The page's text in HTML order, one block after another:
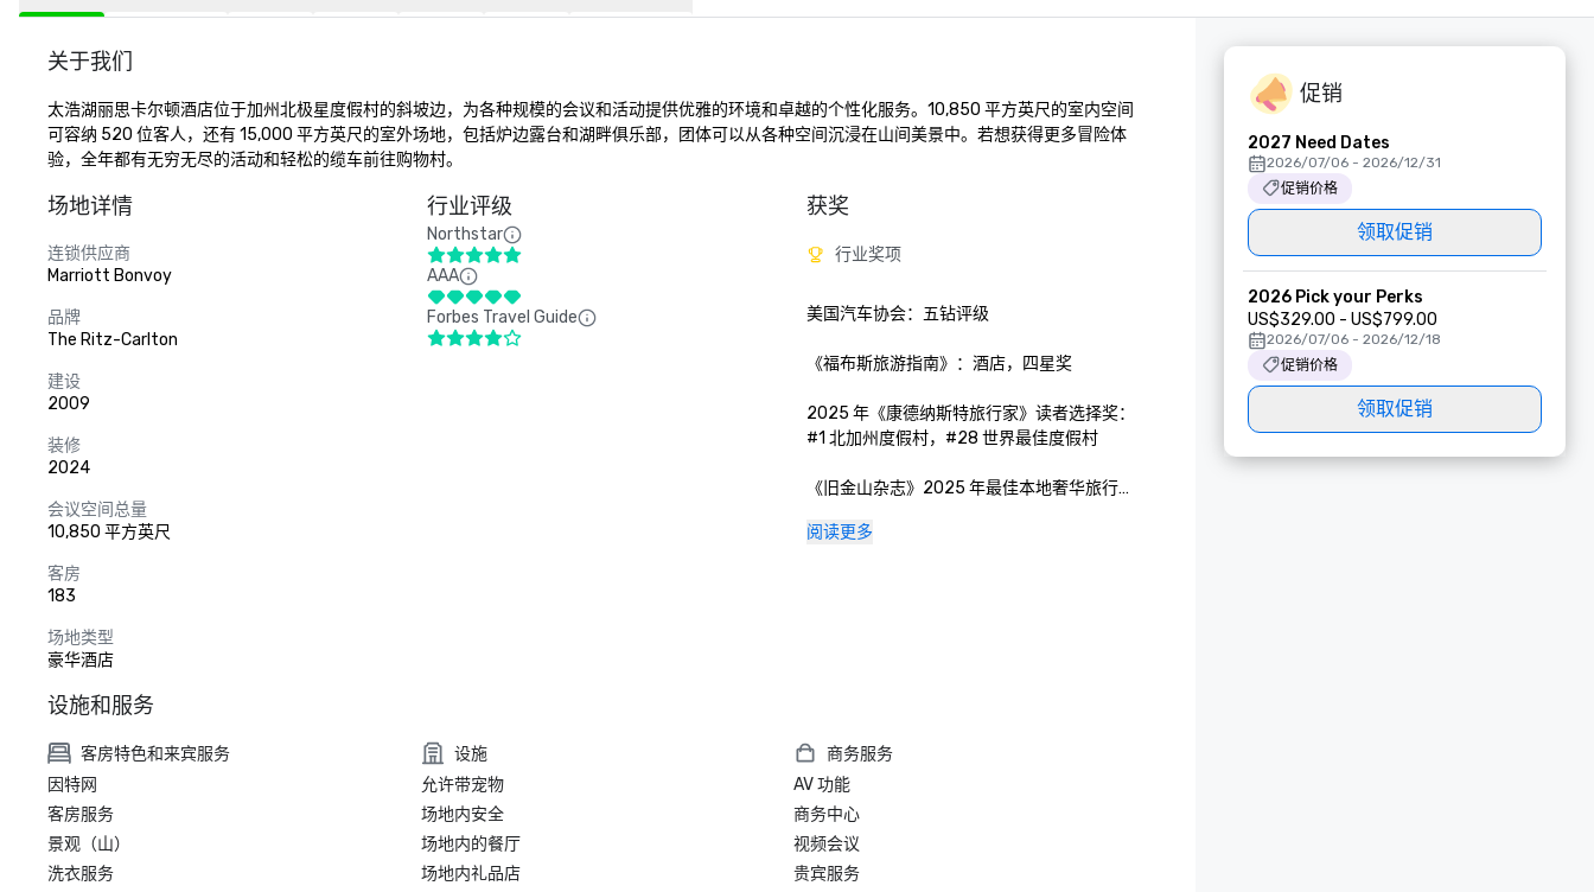
关于我们
太浩湖丽思卡尔顿酒店位于加州北极星度假村的斜坡边，为各种规模的会议和活动提供优雅的环境和卓越的个性化服务。10,850 平方英尺的室内空间
可容纳 520 位客人，还有 15,000 平方英尺的室外场地，包括炉边露台和湖畔俱乐部，团体可以从各种空间沉浸在山间美景中。若想获得更多冒险体
验，全年都有无穷无尽的活动和轻松的缆车前往购物村。
场地详情
连锁供应商
Marriott Bonvoy
品牌
The Ritz-Carlton
建设
2009
装修
2024
会议空间总量
10,850 平方英尺
客房
183
场地类型
豪华酒店
行业评级
Northstar
AAA
Forbes Travel Guide
获奖
行业奖项
美国汽车协会：五钻评级
《福布斯旅游指南》：酒店，四星奖
2025 年《康德纳斯特旅行家》读者选择奖：
#1 北加州度假村，#28 世界最佳度假村
《旧金山杂志》2025 年最佳本地奢华旅行
阅读更多
设施和服务
客房特色和来宾服务
因特网
客房服务
景观（山）
洗衣服务
设施
允许带宠物
场地内安全
场地内的餐厅
场地内礼品店
商务服务
AV 功能
商务中心
视频会议
贵宾服务
促销
2027 Need Dates
2026/07/06 - 2026/12/31
促销价格
领取促销
2026 Pick your Perks
US$329.00 - US$799.00
2026/07/06 - 2026/12/18
促销价格
领取促销